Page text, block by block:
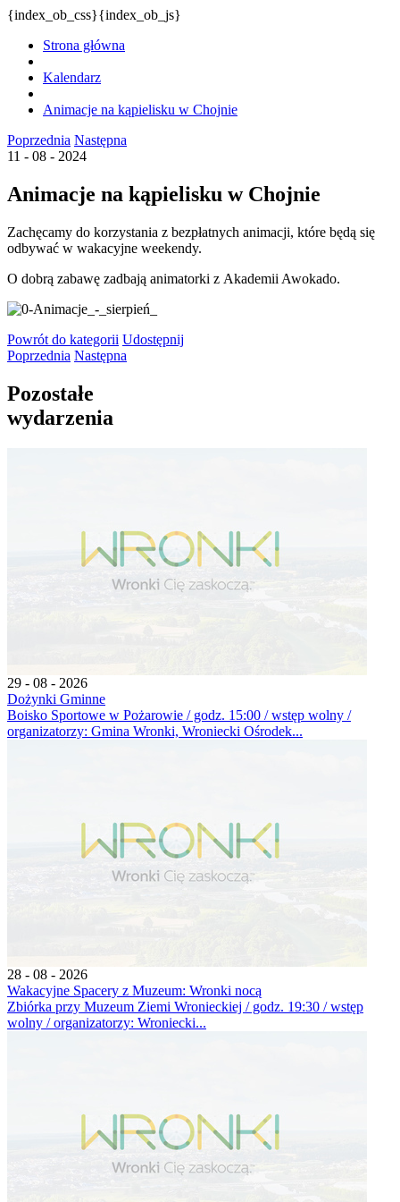
{index_ob_css}{index_ob_js}
Strona główna
Kalendarz
Animacje na kąpielisku w Chojnie
Poprzednia Następna
11 - 08 - 2024
Animacje na kąpielisku w Chojnie
Zachęcamy do korzystania z bezpłatnych animacji, które będą się
odbywać w wakacyjne weekendy.
O dobrą zabawę zadbają animatorki z Akademii Awokado.
Powrót do kategorii Udostępnij
Poprzednia Następna
Pozostałe
wydarzenia
29 - 08 - 2026
Dożynki Gminne
Boisko Sportowe w Pożarowie / godz. 15:00 / wstęp wolny /
organizatorzy: Gmina Wronki, Wroniecki Ośrodek...
28 - 08 - 2026
Wakacyjne Spacery z Muzeum: Wronki nocą
Zbiórka przy Muzeum Ziemi Wronieckiej / godz. 19:30 / wstęp
wolny / organizatorzy: Wroniecki...